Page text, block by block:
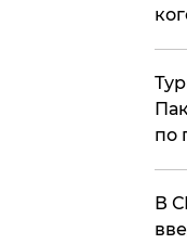
по
В